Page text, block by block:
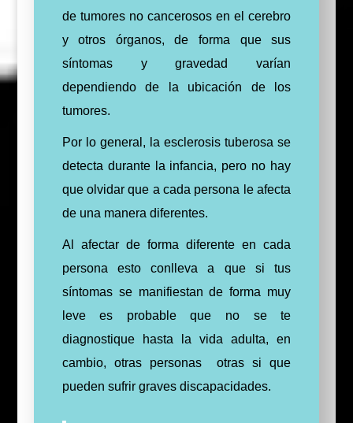
de tumores no cancerosos en el cerebro
y otros órganos, de forma que sus
síntomas y gravedad varían
dependiendo de la ubicación de los
tumores.
Por lo general, la esclerosis tuberosa se
detecta durante la infancia, pero no hay
que olvidar que a cada persona le afecta
de una manera diferentes.
Al afectar de formadiferente en cada
persona esto conlleva a que si tus
síntomas se manifiestan de forma muy
leve es probable que no se te
diagnostique hasta la vida adulta, en
cambio, otras personasotras si que
pueden sufrir graves discapacidades.